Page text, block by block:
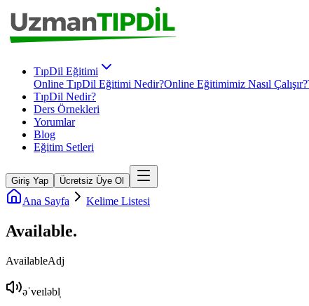
TıpDil Eğitimi
Online TıpDil Eğitimi Nedir?Online Eğitimimiz Nasıl Çalışır?
TıpDil Nedir?
Ders Örnekleri
Yorumlar
Blog
Eğitim Setleri
Giriş Yap Ücretsiz Üye Ol
Ana Sayfa Kelime Listesi
Available.
AvailableAdj
əˈveɪləbl̩